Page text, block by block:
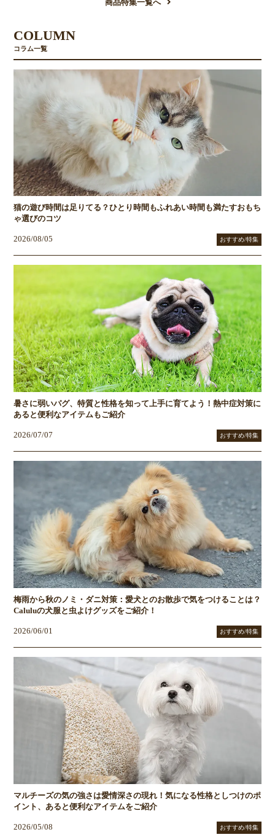
商品特集一覧へ
COLUMN
コラム一覧
猫の遊び時間は足りてる？ひとり時間もふれあい時間も満たすおもち
ゃ選びのコツ
2026/08/05 おすすめ/特集
暑さに弱いパグ、特質と性格を知って上手に育てよう！熱中症対策に
あると便利なアイテムもご紹介
2026/07/07 おすすめ/特集
梅雨から秋のノミ・ダニ対策：愛犬とのお散歩で気をつけることは？
Caluluの犬服と虫よけグッズをご紹介！
2026/06/01 おすすめ/特集
マルチーズの気の強さは愛情深さの現れ！気になる性格としつけのポ
イント、あると便利なアイテムをご紹介
2026/05/08 おすすめ/特集